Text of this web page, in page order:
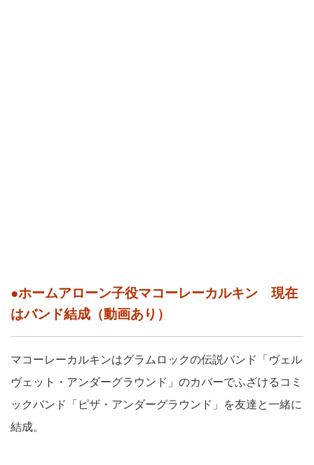
●ホームアローン子役マコーレーカルキン 現在
はバンド結成（動画あり）
マコーレーカルキンはグラムロックの伝説バンド「ヴェル
ヴェット・アンダーグラウンド」のカバーでふざけるコミ
ックバンド「ピザ・アンダーグラウンド」を友達と一緒に
結成。